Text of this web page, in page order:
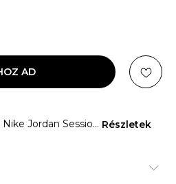
AD
Jordan Sessio... Részletek